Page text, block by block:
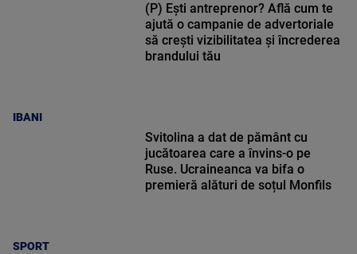
IBANI
(P) Ești antreprenor? Află cum te
ajută o campanie de advertoriale
să crești vizibilitatea și încrederea
brandului tău
SPORT
Svitolina a dat de pământ cu
jucătoarea care a învins-o pe
Ruse. Ucraineanca va bifa o
premieră alături de soțul Monfils